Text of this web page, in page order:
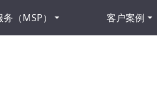
（MSP） 客户案例